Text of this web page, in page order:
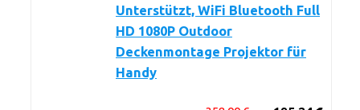
Unterstützt, WiFi Bluetooth Full
HD 1080P Outdoor
Deckenmontage Projektor für
Handy